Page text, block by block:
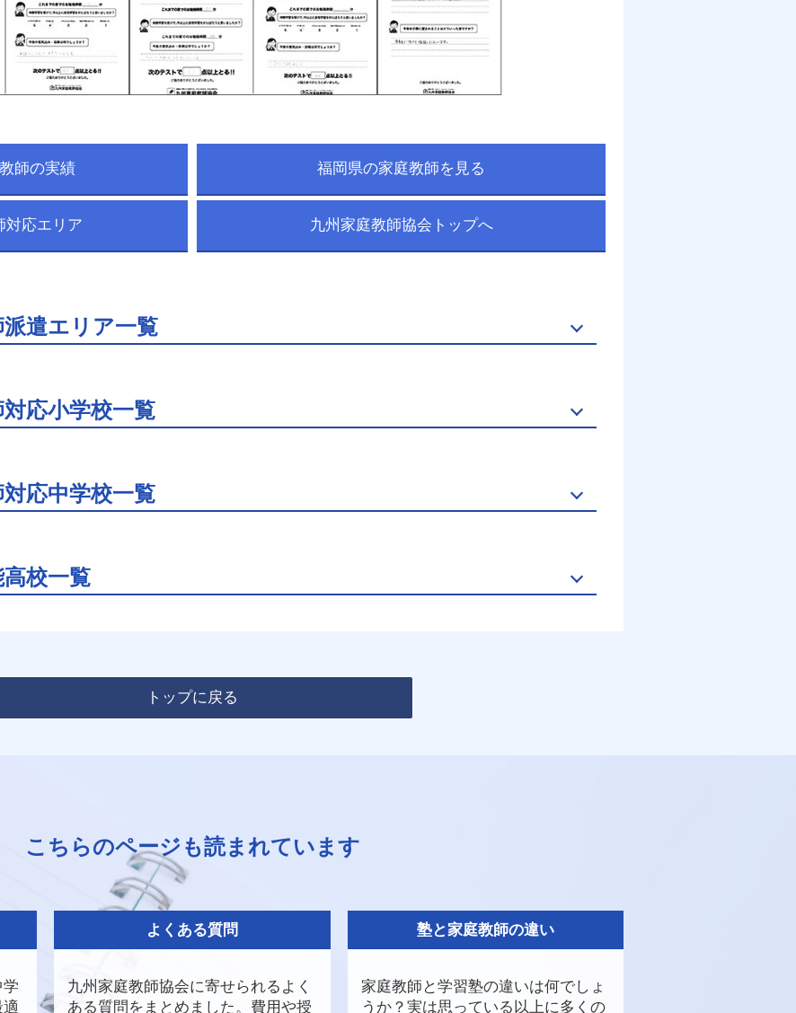
師の実績 福岡県の家庭教師を見る
対応エリア 九州家庭教師協会トップへ
遣エリア一覧
応小学校一覧
応中学校一覧
校一覧
トップに戻る
こちらのページも読まれています
よくある質問
九州家庭教師協会に寄せられるよく
ある質問をまとめました。費用や授
塾と家庭教師の違い
家庭教師と学習塾の違いは何でしょ
うか？実は思っている以上に多くの